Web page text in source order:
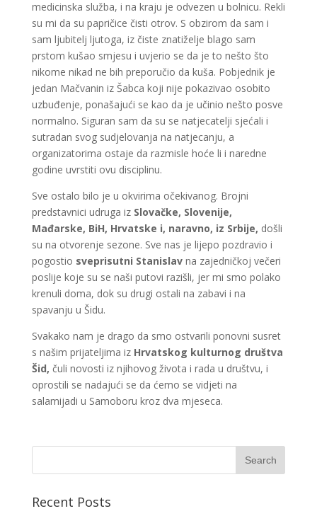
medicinska služba, i na kraju je odvezen u bolnicu. Rekli
su mi da su papričice čisti otrov. S obzirom da sam i
sam ljubitelj ljutoga, iz čiste znatiželje blago sam
prstom kušao smjesu i uvjerio se da je to nešto što
nikome nikad ne bih preporučio da kuša. Pobjednik je
jedan Mačvanin iz Šabca koji nije pokazivao osobito
uzbuđenje, ponašajući se kao da je učinio nešto posve
normalno. Siguran sam da su se natjecatelji sjećali i
sutradan svog sudjelovanja na natjecanju, a
organizatorima ostaje da razmisle hoće li i naredne
godine uvrstiti ovu disciplinu.
Sve ostalo bilo je u okvirima očekivanog. Brojni
predstavnici udruga iz Slovačke, Slovenije,
Mađarske, BiH, Hrvatske i, naravno, iz Srbije, došli
su na otvorenje sezone. Sve nas je lijepo pozdravio i
pogostio sveprisutni Stanislavna zajedničkoj večeri
poslije koje su se naši putovi razišli, jer mi smo polako
krenuli doma, dok su drugi ostali na zabavi i na
spavanju u Šidu.
Svakako nam je drago da smo ostvarili ponovni susret
s našim prijateljima iz Hrvatskog kulturnog društva
Šid, čuli novosti iz njihovog života i rada u društvu, i
oprostili se nadajući se da ćemo se vidjeti na
salamijadi u Samoboru kroz dva mjeseca.
Recent Posts